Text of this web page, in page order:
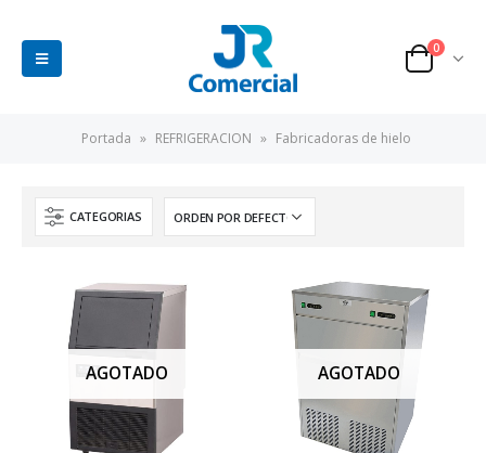
0
Portada » REFRIGERACION » Fabricadoras de hielo
CATEGORIAS
AGOTADO AGOTADO